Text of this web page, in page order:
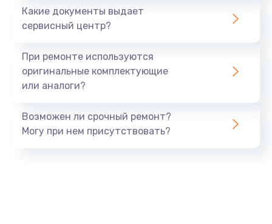
1530 руб.
Замена шлейфа матрицы
Какие документы выдает
сервисный центр?
При ремонте используются
оригинальные комплектующие
или аналоги?
Возможен ли срочный ремонт?
Могу при нем присутствовать?